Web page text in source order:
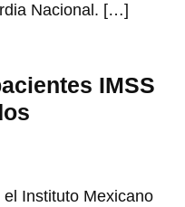
Nacional. […]
IMSS
Instituto Mexicano